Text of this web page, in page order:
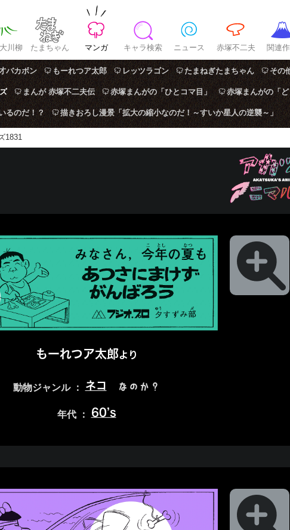
川柳 たまちゃん マンガ キャラ検索 ニュース 赤塚不二夫 関連
バカボン もーれつア太郎 レッツラゴン たまねぎたまちゃん その
まんが 赤塚不二夫伝 赤塚まんがの「ひとコマ目」 赤塚まんがの「
るのだ！？ 描きおろし漫景「拡大の縮小なのだ！～すいか星人の逆襲～」
1831
もーれつア太郎より
動物ジャンル ： ネコ なのか？
年代 ： 60’s